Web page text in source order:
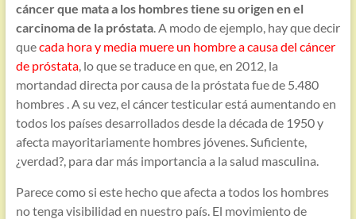
cáncer que mata a los hombres tiene su origen en el
carcinoma de la próstata. A modo de ejemplo, hay que decir
quecada hora y media muere un hombre a causa del cáncer
de próstata, lo que se traduce en que, en 2012, la
mortandad directa por causa de la próstata fue de 5.480
hombres . A su vez, el cáncer testicular está aumentando en
todos los países desarrollados desde la década de 1950 y
afecta mayoritariamente hombres jóvenes. Suficiente,
¿verdad?, para dar más importancia a la salud masculina.
Parece como si este hecho que afecta a todos los hombres
no tenga visibilidad en nuestro país. El movimiento de